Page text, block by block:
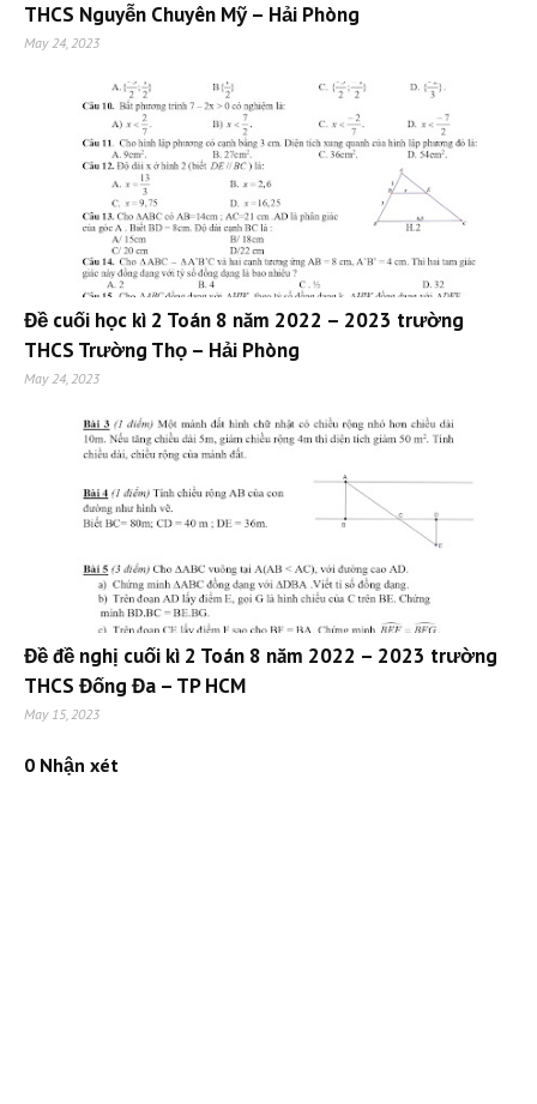
THCS Nguyễn Chuyên Mỹ – Hải Phòng
May 24, 2023
Đề cuối học kì 2 Toán 8 năm 2022 – 2023 trường
THCS Trường Thọ – Hải Phòng
May 24, 2023
Đề đề nghị cuối kì 2 Toán 8 năm 2022 – 2023 trường
THCS Đống Đa – TP HCM
May 15, 2023
0 Nhận xét